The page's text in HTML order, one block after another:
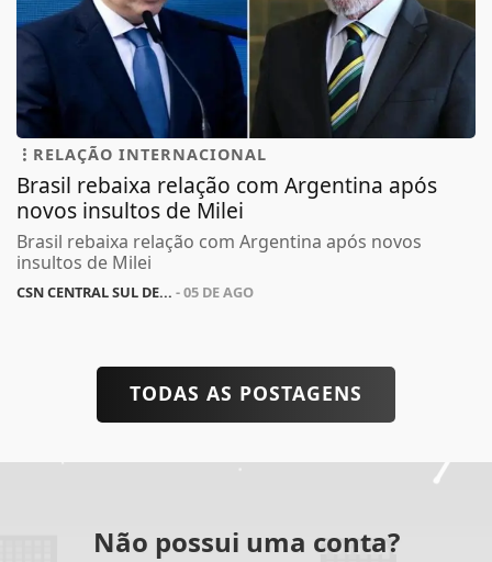
RELAÇÃO INTERNACIONAL
Brasil rebaixa relação com Argentina após
novos insultos de Milei
Brasil rebaixa relação com Argentina após novos
insultos de Milei
CSN CENTRAL SUL DE... - 05 DE AGO
TODAS AS POSTAGENS
Não possui uma conta?